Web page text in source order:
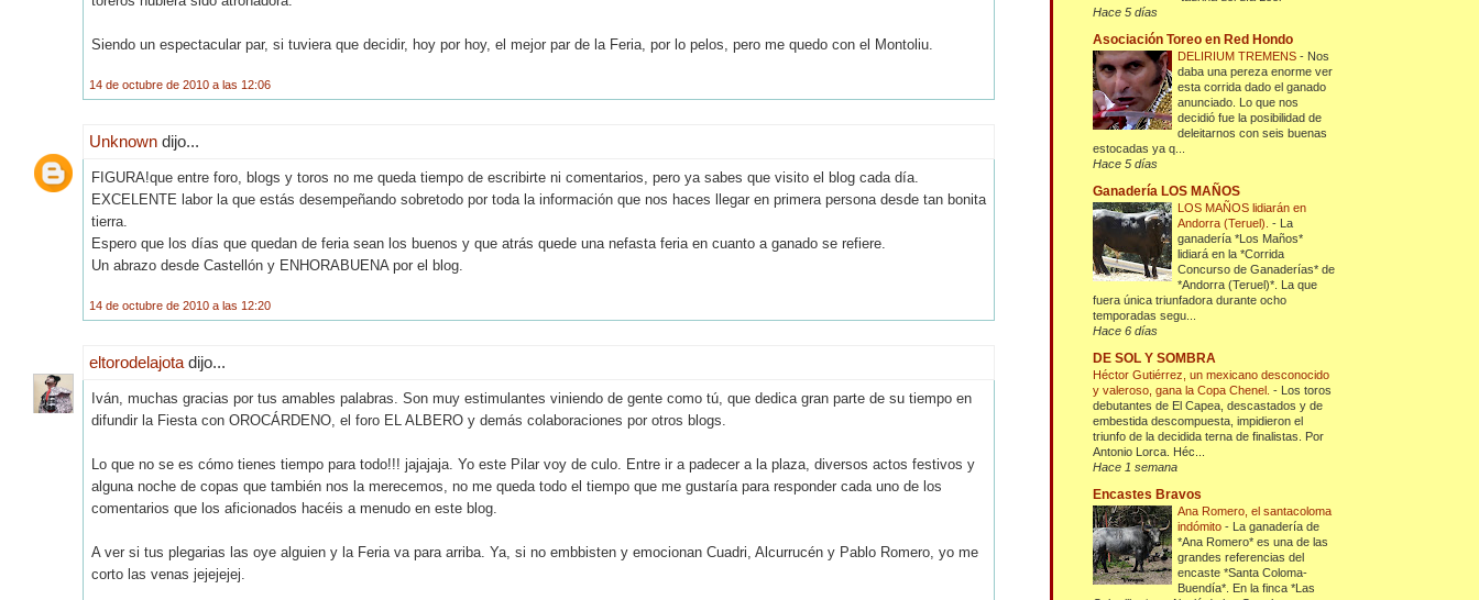
Siendo un espectacular par, si tuviera que decidir, hoy por hoy, el mejor par de la Feria, por lo pelos, pero me quedo con el Montoliu.
14 de octubre de 2010 a las 12:06
Unknown dijo...
FIGURA!que entre foro, blogs y toros no me queda tiempo de escribirte ni comentarios, pero ya sabes que visito el blog cada día.
EXCELENTE labor la que estás desempeñando sobretodo por toda la información que nos haces llegar en primera persona desde tan bonita
tierra.
Espero que los días que quedan de feria sean los buenos y que atrás quede una nefasta feria en cuanto a ganado se refiere.
Un abrazo desde Castellón y ENHORABUENA por el blog.
14 de octubre de 2010 a las 12:20
eltorodelajota dijo...
Iván, muchas gracias por tus amables palabras. Son muy estimulantes viniendo de gente como tú, que dedica gran parte de su tiempo en
difundir la Fiesta con OROCÁRDENO, el foro EL ALBERO y demás colaboraciones por otros blogs.
Lo que no se es cómo tienes tiempo para todo!!! jajajaja. Yo este Pilar voy de culo. Entre ir a padecer a la plaza, diversos actos festivos y
alguna noche de copas que también nos la merecemos, no me queda todo el tiempo que me gustaría para responder cada uno de los
comentarios que los aficionados hacéis a menudo en este blog.
A ver si tus plegarias las oye alguien y la Feria va para arriba. Ya, si no embbisten y emocionan Cuadri, Alcurrucén y Pablo Romero, yo me
corto las venas jejejejej.
Hace 5 días
Asociación Toreo en Red Hondo
DELIRIUM TREMENS- Nos
daba una pereza enorme ver
esta corrida dado el ganado
anunciado. Lo que nos
decidió fue la posibilidad de
deleitarnos con seis buenas
estocadas ya q...
Hace 5 días
Ganadería LOS MAÑOS
LOS MAÑOS lidiarán en
Andorra (Teruel).- La
ganadería *Los Maños*
lidiará en la *Corrida
Concurso de Ganaderías* de
*Andorra (Teruel)*. La que
fuera única triunfadora durante ocho
temporadas segu...
Hace 6 días
DE SOL Y SOMBRA
Héctor Gutiérrez, un mexicano desconocido
y valeroso, gana la Copa Chenel.- Los toros
debutantes de El Capea, descastados y de
embestida descompuesta, impidieron el
triunfo de la decidida terna de finalistas. Por
Antonio Lorca. Héc...
Hace 1 semana
Encastes Bravos
Ana Romero, el santacoloma
indómito- La ganadería de
*Ana Romero* es una de las
grandes referencias del
encaste *Santa Coloma-
Buendía*. En la finca *Las